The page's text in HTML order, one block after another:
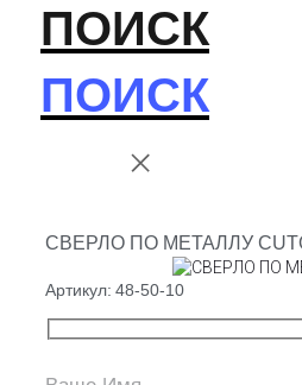
ПОИСК
ПОИСК
СВЕРЛО ПО МЕТАЛЛУ
Артикул: 48-50-10